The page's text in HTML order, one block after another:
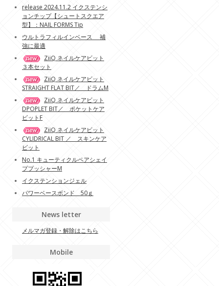
release 2024.11.2 イクステンシ
ョンチップ【シュートスクエア
型】：NAIL FORMS Tip
ウルトラフィルインベース 補
強に最適
ZiiQ ネイルケアビット
３本セット
ZiiQ ネイルケアビット
STRAIGHT FLAT BIT／ ドラムM
ZiiQ ネイルケアビット
DPOPLET BIT／ ポケットケア
ビットF
ZiiQ ネイルケアビット
CYLIDRICAL BIT ／ スキンケア
ビット
No.1 キューティクルペアシェイ
ププッシャーM
イクステンションジェル
パワーベースボンド 50ｇ
News letter
メルマガ登録・解除はこちら
Mobile